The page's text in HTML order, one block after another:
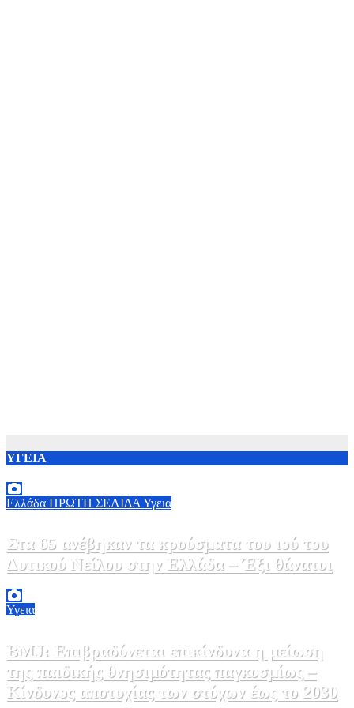
ΥΓΕΙΑ
Ελλάδα ΠΡΩΤΗ ΣΕΛΙΔΑ Υγεια
Στα 65 ανέβηκαν τα κρούσματα του ιού του
Δυτικού Νείλου στην Ελλάδα – Έξι θάνατοι
Υγεια
BMJ: Επιβραδύνεται επικίνδυνα η μείωση
της παιδικής θνησιμότητας παγκοσμίως –
Κίνδυνος αποτυχίας των στόχων έως το 2030